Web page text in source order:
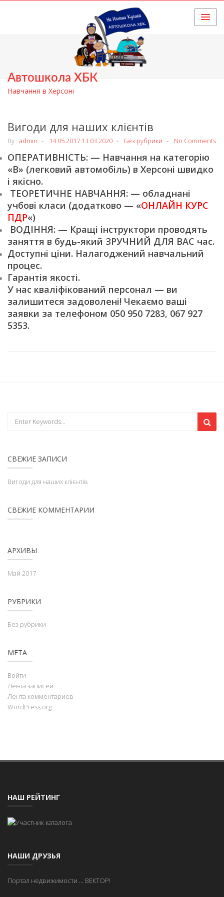
Автошкола ХБК
Навчання в Херсоні
HOME
Вигоди для наших клієнтів
By : admin 14.05.2017 13.03.2020 Без рубрики No Comments
ОПЕРАТИВНІСТЬ: — Навчання на категорію
«В» (легковий автомобіль) в Херсоні швидко
і якісно.
ТЕОРЕТИЧНЕ НАВЧАННЯ: — обладнані
учбові класи (додатково — «ОНЛАЙН КУРС
ПДР«)
ВОДІННЯ: — Кращі інструктори проводять
заняття в будь-який ЗРУЧНИЙ ДЛЯ ВАС час.
Доступні ціни. Налагоджений навчальний
процес.
Гарантія якості.
У нас кваліфікований персонал — ви
залишитеся задоволені! Чекаємо ваші
заявки за телефоном 050 950 7283, 067 927
5353.
СВЕЖИЕ ЗАПИСИ
Вигоди для наших клієнтів
СВЕЖИЕ КОММЕНТАРИИ
АРХИВЫ
Май 2017
РУБРИКИ
Без рубрики
МЕТА
Войти
Лента записей
Лента комментариев
WordPress.org
НАШ РЕЙТИНГ
НАШИ ДРУЗЬЯ
Портал недвижимости ... ВЕКТОР!